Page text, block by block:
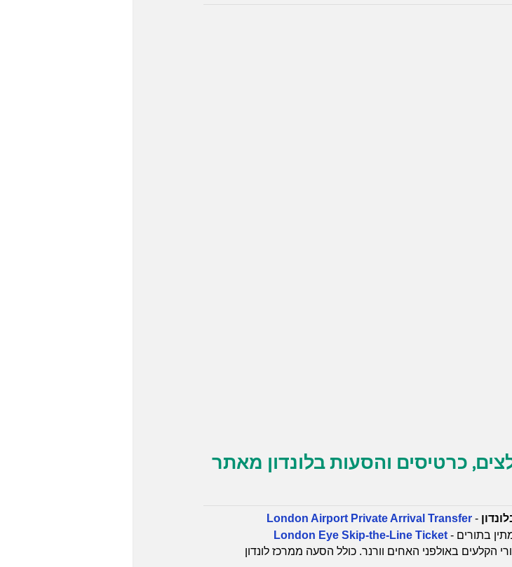
כרטיסים והסעות בלונדון מאתר
-
London Airport Private Arrival Transfer
בתורים -London Eye Skip-the-Line Ticket
הקלעים באולפני האחים וורנר. כולל הסעה ממרכז לונדון